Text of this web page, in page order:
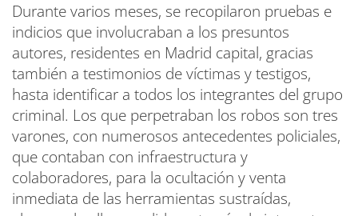
Durante varios meses, se recopilaron pruebas e
indicios que involucraban a los presuntos
autores, residentes en Madrid capital, gracias
también a testimonios de víctimas y testigos,
hasta identificar a todos los integrantes del grupo
criminal. Los que perpetraban los robos son tres
varones, con numerosos antecedentes policiales,
que contaban con infraestructura y
colaboradores, para la ocultación y venta
inmediata de las herramientas sustraídas,